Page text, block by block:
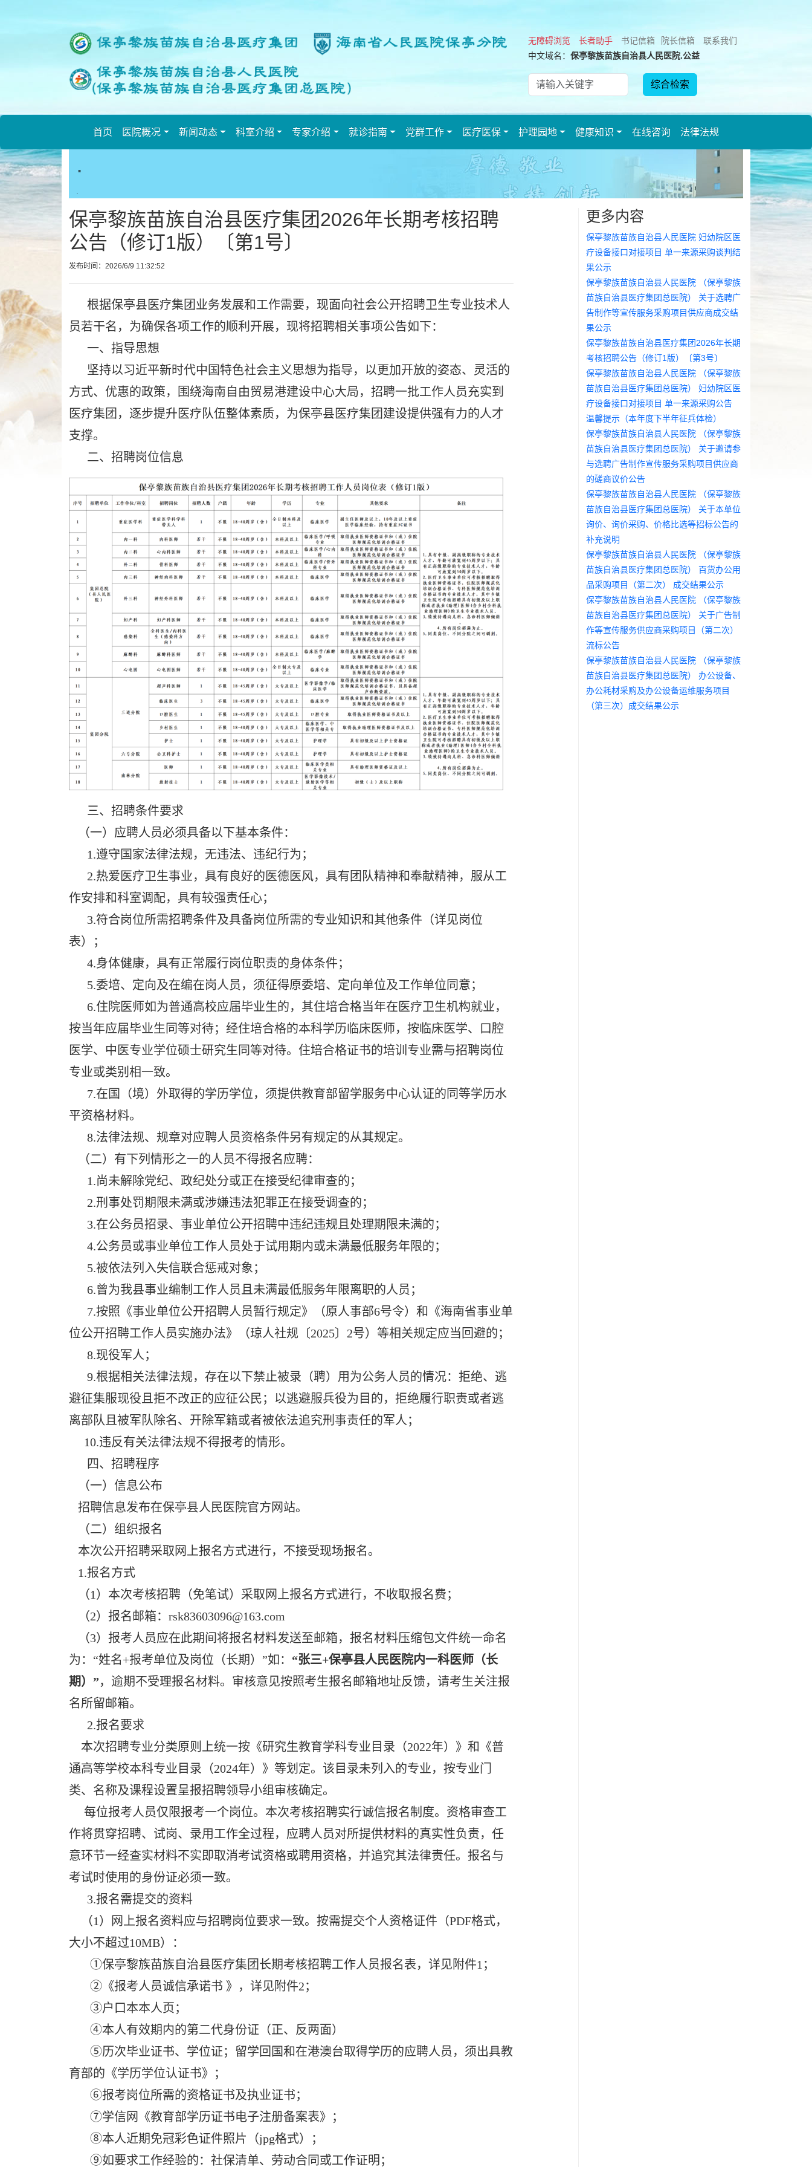
人
院,
盲
智
能
引
导，
请
无障碍浏览 长者助手 书记信箱 院长信箱
联系我们
中文域名： 保亭黎族苗族自治县人民医院.公益
首页 医院概况 新闻动态 科室介绍 专家介绍 就诊指南 党群工作 医疗医保 护理园地 健康知识 在线咨询 法律法规
.
.
保亭黎族苗族自治县医疗集团2026年长期考核招聘
公告（修订1版）〔第1号〕
发布时间：2026/6/9 11:32:52
根据保亭县医疗集团业务发展和工作需要，现面向社会公开招聘卫生专业技术人
员若干名，为确保各项工作的顺利开展，现将招聘相关事项公告如下：
一、指导思想
坚持以习近平新时代中国特色社会主义思想为指导，以更加开放的姿态、灵活的
方式、优惠的政策，围绕海南自由贸易港建设中心大局，招聘一批工作人员充实到
医疗集团，逐步提升医疗队伍整体素质，为保亭县医疗集团建设提供强有力的人才
支撑。
二、招聘岗位信息
三、招聘条件要求
（一）应聘人员必须具备以下基本条件：
1.遵守国家法律法规，无违法、违纪行为；
2.热爱医疗卫生事业，具有良好的医德医风，具有团队精神和奉献精神，服从工
作安排和科室调配，具有较强责任心；
3.符合岗位所需招聘条件及具备岗位所需的专业知识和其他条件（详见岗位
表）；
4.身体健康，具有正常履行岗位职责的身体条件；
5.委培、定向及在编在岗人员，须征得原委培、定向单位及工作单位同意；
6.住院医师如为普通高校应届毕业生的，其住培合格当年在医疗卫生机构就业，
按当年应届毕业生同等对待；经住培合格的本科学历临床医师，按临床医学、口腔
医学、中医专业学位硕士研究生同等对待。住培合格证书的培训专业需与招聘岗位
专业或类别相一致。
7.在国（境）外取得的学历学位，须提供教育部留学服务中心认证的同等学历水
平资格材料。
8.法律法规、规章对应聘人员资格条件另有规定的从其规定。
（二）有下列情形之一的人员不得报名应聘：
1.尚未解除党纪、政纪处分或正在接受纪律审查的；
2.刑事处罚期限未满或涉嫌违法犯罪正在接受调查的；
3.在公务员招录、事业单位公开招聘中违纪违规且处理期限未满的；
4.公务员或事业单位工作人员处于试用期内或未满最低服务年限的；
5.被依法列入失信联合惩戒对象；
6.曾为我县事业编制工作人员且未满最低服务年限离职的人员；
7.按照《事业单位公开招聘人员暂行规定》（原人事部6号令）和《海南省事业单
位公开招聘工作人员实施办法》（琼人社规〔2025〕2号）等相关规定应当回避的；
8.现役军人；
9.根据相关法律法规，存在以下禁止被录（聘）用为公务人员的情况：拒绝、逃
避征集服现役且拒不改正的应征公民；以逃避服兵役为目的，拒绝履行职责或者逃
离部队且被军队除名、开除军籍或者被依法追究刑事责任的军人；
10.违反有关法律法规不得报考的情形。
四、招聘程序
（一）信息公布
招聘信息发布在保亭县人民医院官方网站。
（二）组织报名
本次公开招聘采取网上报名方式进行，不接受现场报名。
1.报名方式
（1）本次考核招聘（免笔试）采取网上报名方式进行，不收取报名费；
（2）报名邮箱：rsk83603096@163.com
（3）报考人员应在此期间将报名材料发送至邮箱，报名材料压缩包文件统一命名
为：“姓名+报考单位及岗位（长期）”如： “张三+保亭县人民医院内一科医师（长
期）”，逾期不受理报名材料。审核意见按照考生报名邮箱地址反馈，请考生关注报
名所留邮箱。
2.报名要求
本次招聘专业分类原则上统一按《研究生教育学科专业目录（2022年）》和《普
通高等学校本科专业目录（2024年）》等划定。该目录未列入的专业，按专业门
类、名称及课程设置呈报招聘领导小组审核确定。
每位报考人员仅限报考一个岗位。本次考核招聘实行诚信报名制度。资格审查工
作将贯穿招聘、试岗、录用工作全过程，应聘人员对所提供材料的真实性负责，任
意环节一经查实材料不实即取消考试资格或聘用资格，并追究其法律责任。报名与
考试时使用的身份证必须一致。
3.报名需提交的资料
（1）网上报名资料应与招聘岗位要求一致。按需提交个人资格证件（PDF格式，
大小不超过10MB）：
①保亭黎族苗族自治县医疗集团长期考核招聘工作人员报名表，详见附件1；
②《报考人员诚信承诺书 》，详见附件2；
③户口本本人页；
④本人有效期内的第二代身份证（正、反两面）
⑤历次毕业证书、学位证；留学回国和在港澳台取得学历的应聘人员，须出具教
育部的《学历学位认证书》；
⑥报考岗位所需的资格证书及执业证书；
⑦学信网《教育部学历证书电子注册备案表》；
⑧本人近期免冠彩色证件照片（jpg格式）；
⑨如要求工作经验的：社保清单、劳动合同或工作证明；
更多内容
保亭黎族苗族自治县人民医院 妇幼院区医
疗设备接口对接项目 单一来源采购谈判结
果公示
保亭黎族苗族自治县人民医院 （保亭黎族
苗族自治县医疗集团总医院） 关于选聘广
告制作等宣传服务采购项目供应商成交结
果公示
保亭黎族苗族自治县医疗集团2026年长期
考核招聘公告（修订1版）〔第3号〕
保亭黎族苗族自治县人民医院 （保亭黎族
苗族自治县医疗集团总医院） 妇幼院区医
疗设备接口对接项目 单一来源采购公告
温馨提示（本年度下半年征兵体检）
保亭黎族苗族自治县人民医院 （保亭黎族
苗族自治县医疗集团总医院） 关于邀请参
与选聘广告制作宣传服务采购项目供应商
的磋商议价公告
保亭黎族苗族自治县人民医院 （保亭黎族
苗族自治县医疗集团总医院） 关于本单位
询价、询价采购、价格比选等招标公告的
补充说明
保亭黎族苗族自治县人民医院 （保亭黎族
苗族自治县医疗集团总医院） 百货办公用
品采购项目（第二次） 成交结果公示
保亭黎族苗族自治县人民医院 （保亭黎族
苗族自治县医疗集团总医院） 关于广告制
作等宣传服务供应商采购项目（第二次）
流标公告
保亭黎族苗族自治县人民医院 （保亭黎族
苗族自治县医疗集团总医院） 办公设备、
办公耗材采购及办公设备运维服务项目
（第三次）成交结果公示